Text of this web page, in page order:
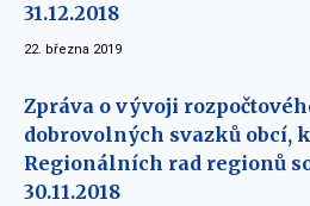
31.12.2018
22. března 2019
Zpráva o vývoji
dobrovolných svazků obcí,
Regionálních rad regionů
30.11.2018